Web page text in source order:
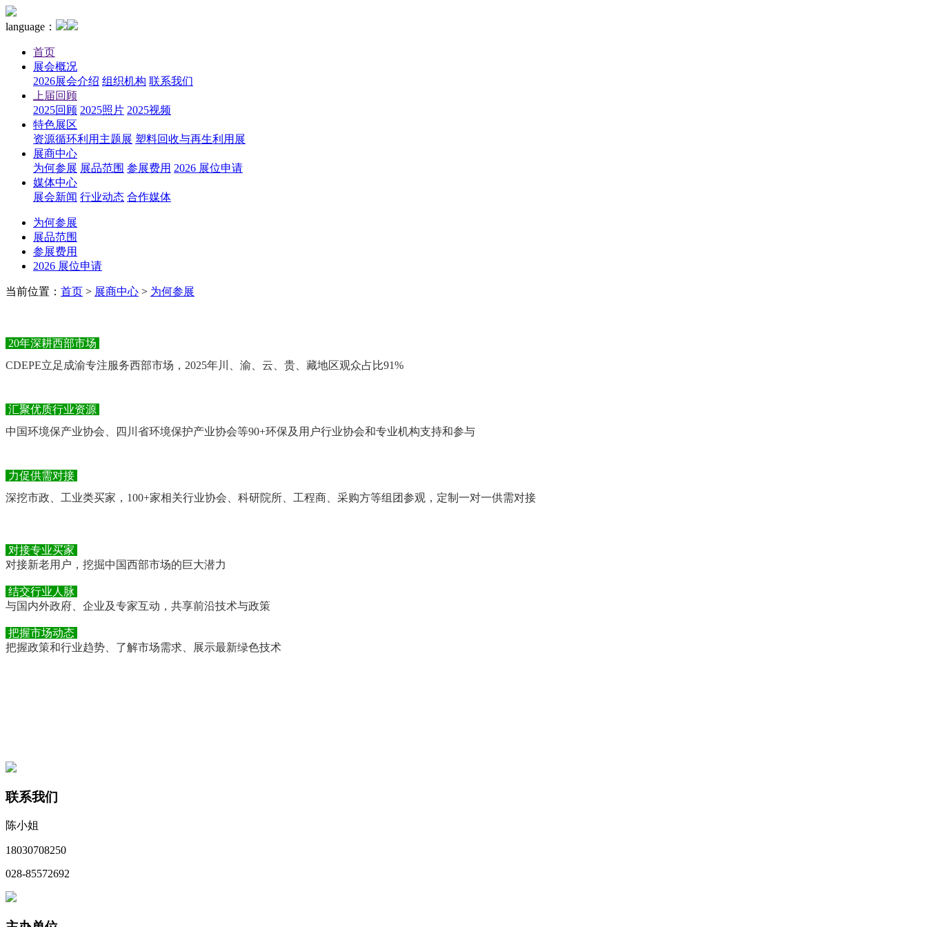
language：
首页
展会概况
2026展会介绍 组织机构 联系我们
上届回顾
2025回顾 2025照片 2025视频
特色展区
资源循环利用主题展 塑料回收与再生利用展
展商中心
为何参展 展品范围 参展费用 2026 展位申请
媒体中心
展会新闻 行业动态 合作媒体
为何参展
展品范围
参展费用
2026 展位申请
当前位置： 首页 > 展商中心 > 为何参展
20年深耕西部市场
CDEPE立足成渝专注服务西部市场，2025年川、渝、云、贵、藏地区观众占比91%
汇聚优质行业资源
中国环境保产业协会、四川省环境保护产业协会等90+环保及用户行业协会和专业机构支持和参与
力促供需对接
深挖市政、工业类买家，100+家相关行业协会、科研院所、工程商、采购方等组团参观，定制一对一供需对接
对接专业买家
对接新老用户，挖掘中国西部市场的巨大潜力
结交行业人脉
与国内外政府、企业及专家互动，共享前沿技术与政策
把握市场动态
把握政策和行业趋势、了解市场需求、展示最新绿色技术
联系我们
陈小姐
18030708250
028-85572692